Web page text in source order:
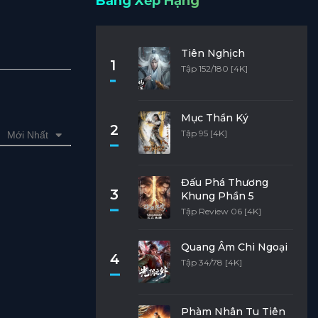
Mới Nhất
1
Tiên Nghịch
Tập 152/180 [4K]
2
Mục Thần Ký
Tập 95 [4K]
3
Đấu Phá Thương
Khung Phần 5
Tập Review 06 [4K]
4
Quang Âm Chi Ngoại
Tập 34/78 [4K]
Phàm Nhân Tu Tiên